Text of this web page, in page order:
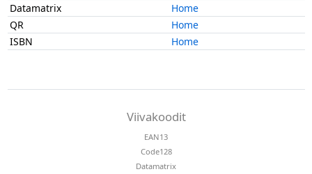
Datamatrix
Home
QR
Home
ISBN
Home
Viivakoodit
EAN13
Code128
Datamatrix